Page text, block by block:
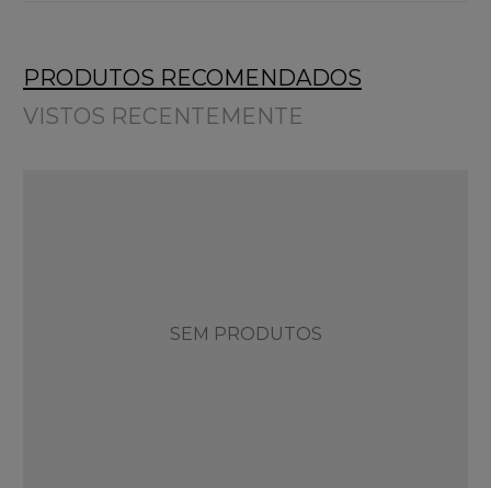
PRODUTOS RECOMENDADOS
VISTOS RECENTEMENTE
SEM PRODUTOS